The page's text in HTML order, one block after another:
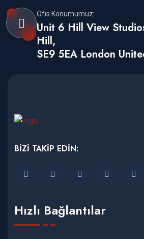
Ofis Konumumuz:
Unit 6 Hill View
Hill,
SE9 5EA London
BİZİ TAKİP EDİN:
Hızlı Bağlantılar